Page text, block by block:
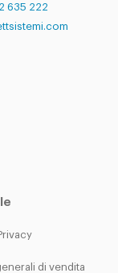
635 222
di vendita